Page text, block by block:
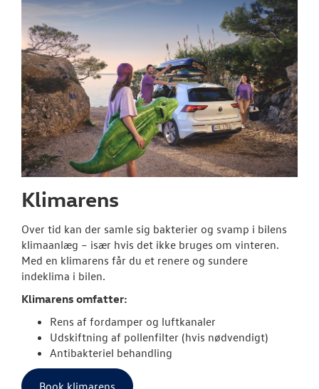
Klimarens
Over tid kan der samle sig bakterier og svamp i bilens
klimaanlæg – især hvis det ikke bruges om vinteren.
Med en klimarens får du et renere og sundere
indeklima i bilen.
Klimarens omfatter:
Rens af fordamper og luftkanaler
Udskiftning af pollenfilter (hvis nødvendigt)
Antibakteriel behandling
Book klimarens